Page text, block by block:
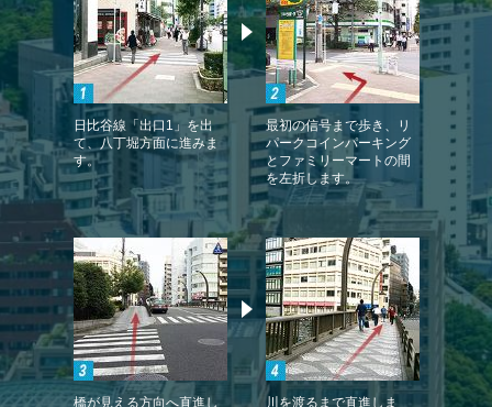
日比谷線「出口1」を出
て、八丁堀方面に進みま
す。
最初の信号まで歩き、リ
パークコインパーキング
とファミリーマートの間
を左折します。
橋が見える方向へ直進し
川を渡るまで直進しま